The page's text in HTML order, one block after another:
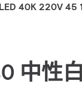
40K 220V 45
中性